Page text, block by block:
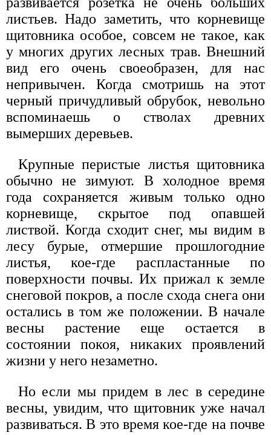
листьев. Надо заметить, что корневище
щитовника особое, совсем не такое, как
у многих других лесных трав. Внешний
вид его очень своеобразен, для нас
непривычен. Когда смотришь на этот
черный причудливый обрубок, невольно
вспоминаешь о стволах древних
вымерших деревьев.
Крупные перистые листья щитовника
обычно не зимуют. В холодное время
года сохраняется живым только одно
корневище, скрытое под опавшей
листвой. Когда сходит снег, мы видим в
лесу бурые, отмершие прошлогодние
листья, кое-где распластанные по
поверхности почвы. Их прижал к земле
снеговой покров, а после схода снега они
остались в том же положении. В начале
весны растение еще остается в
состоянии покоя, никаких проявлений
жизни у него незаметно.
Но если мы придем в лес в середине
весны, увидим, что щитовник уже начал
развиваться. В это время кое-где на почве